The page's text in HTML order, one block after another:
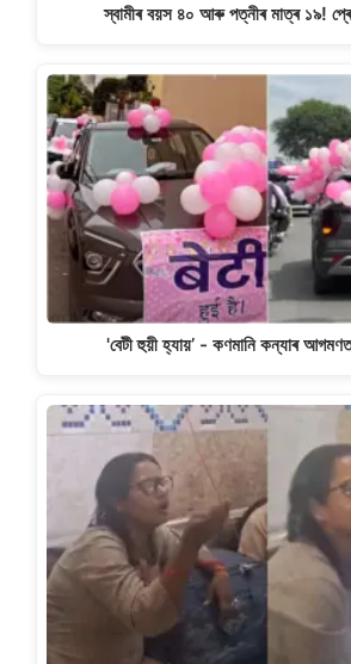
স্বামীৰ বয়স ৪০ আৰু পত্নীৰ মাত্ৰ ১৯!
'বেটী হুয়ী হ্যায়’ - কণমানি কন্যাৰ